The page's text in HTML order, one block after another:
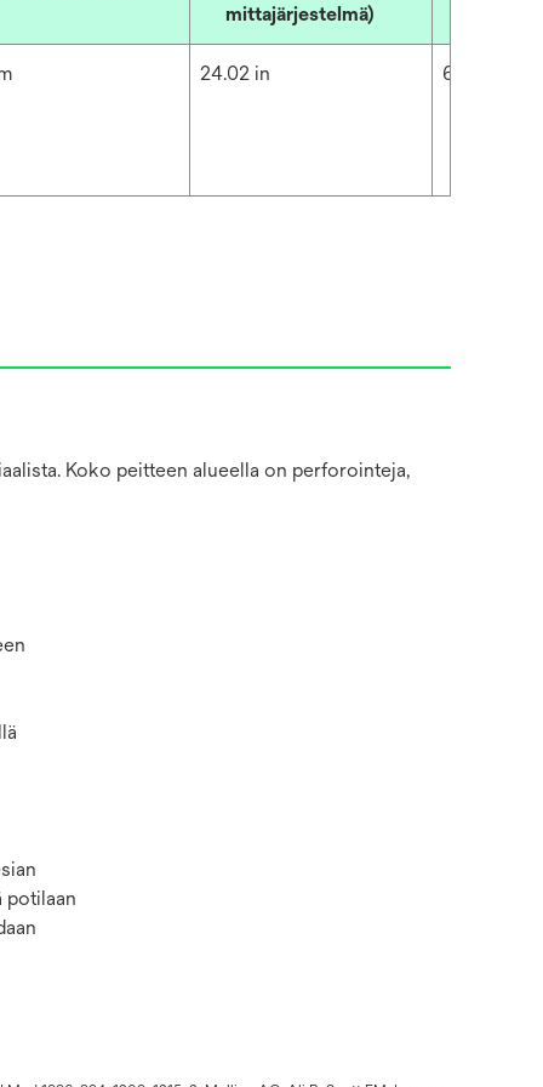
mittajärjestelmä)
24.02 in 61 cm
Koko peitteen alueella on perforointeja,
potilaan